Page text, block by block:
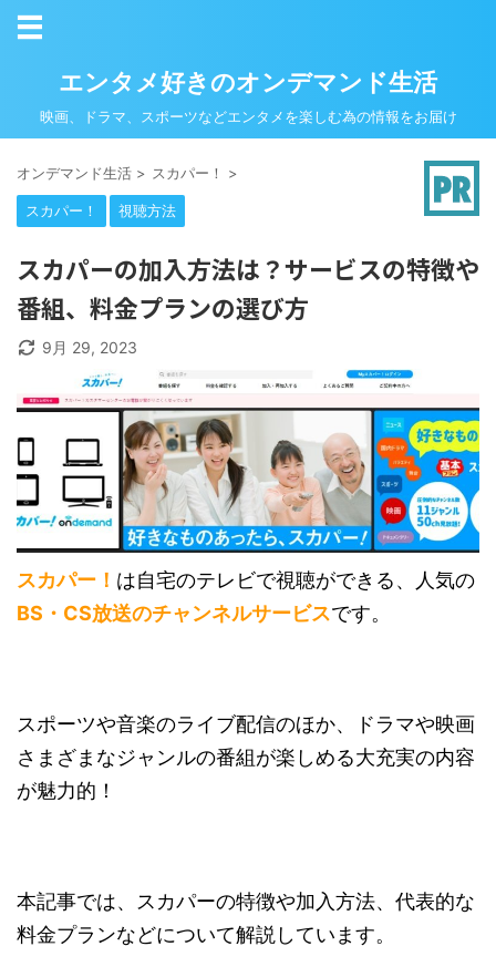
エンタメ好きのオンデマンド生活
映画、ドラマ、スポーツなどエンタメを楽しむ為の情報をお届け
オンデマンド生活 > スカパー！ >
スカパー！ 視聴方法
スカパーの加入方法は？サービスの特徴や
番組、料金プランの選び方
9月 29, 2023
スカパー！ は自宅のテレビで視聴ができる、人気の
BS・CS放送のチャンネルサービスです。
スポーツや音楽のライブ配信のほか、ドラマや映画
さまざまなジャンルの番組が楽しめる大充実の内容
が魅力的！
本記事では、スカパーの特徴や加入方法、代表的な
料金プランなどについて解説しています。